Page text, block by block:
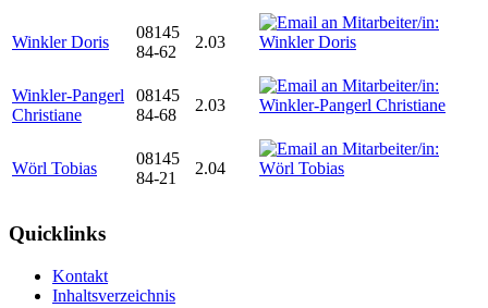
Winkler Doris
08145
84-62
2.03
Winkler-Pangerl
Christiane
08145
84-68
2.03
Wörl Tobias
08145
84-21
2.04
Quicklinks
Kontakt
Inhaltsverzeichnis